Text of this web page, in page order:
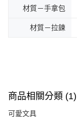
材質－手拿包
材質－拉鍊
商品相關分類 (1)
可愛文具